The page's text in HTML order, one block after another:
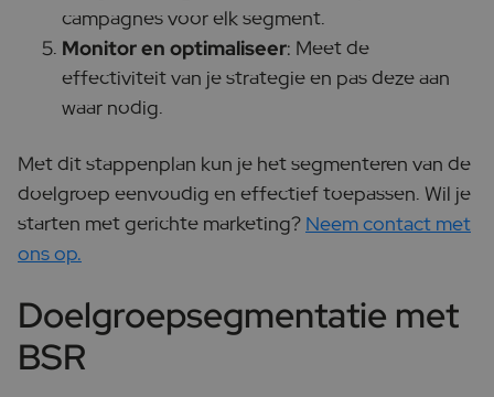
campagnes voor elk segment.
Monitor en optimaliseer: Meet de
effectiviteit van je strategie en pas deze aan
waar nodig.
Met dit stappenplan kun je het segmenteren van de
doelgroep eenvoudig en effectief toepassen. Wil je
starten met gerichte marketing? Neem contact met
ons op.
Doelgroepsegmentatie met
BSR